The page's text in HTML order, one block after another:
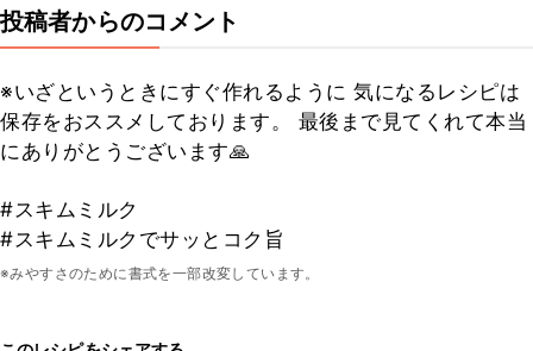
投稿者からのコメント
※いざというときにすぐ作れるように 気になるレシピは
保存をおススメしております。 最後まで見てくれて本当
にありがとうございます🙏
#スキムミルク
#スキムミルクでサッとコク旨
※みやすさのために書式を一部改変しています。